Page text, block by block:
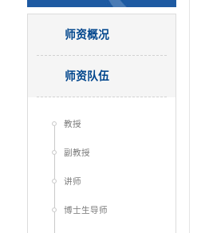
师资概况
师资队伍
教授
副教授
讲师
博士生导师